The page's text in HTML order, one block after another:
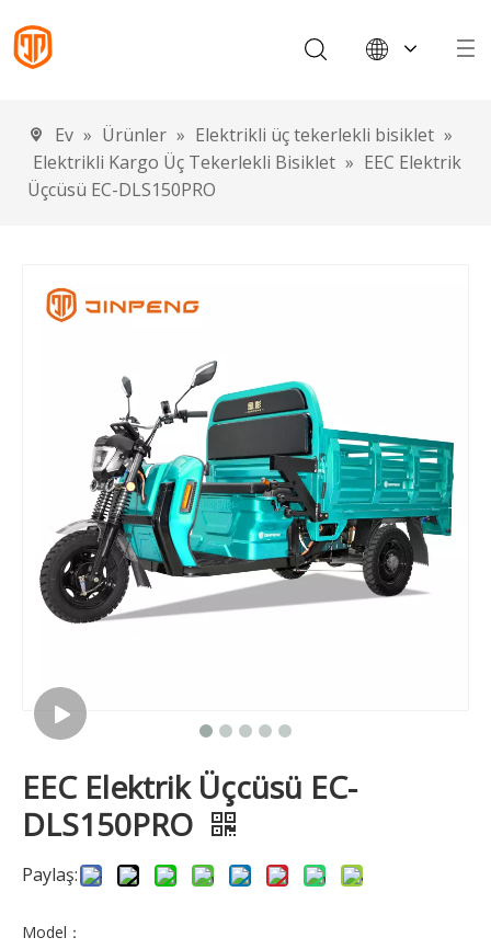
Español
Português
Ev » Ürünler » Elektrikli üç tekerlekli bisiklet »
Elektrikli Kargo Üç Tekerlekli Bisiklet » EEC Elektrik
Üçcüsü EC-DLS150PRO
EEC Elektrik Üçcüsü EC-
DLS150PRO
Paylaş:
Model：